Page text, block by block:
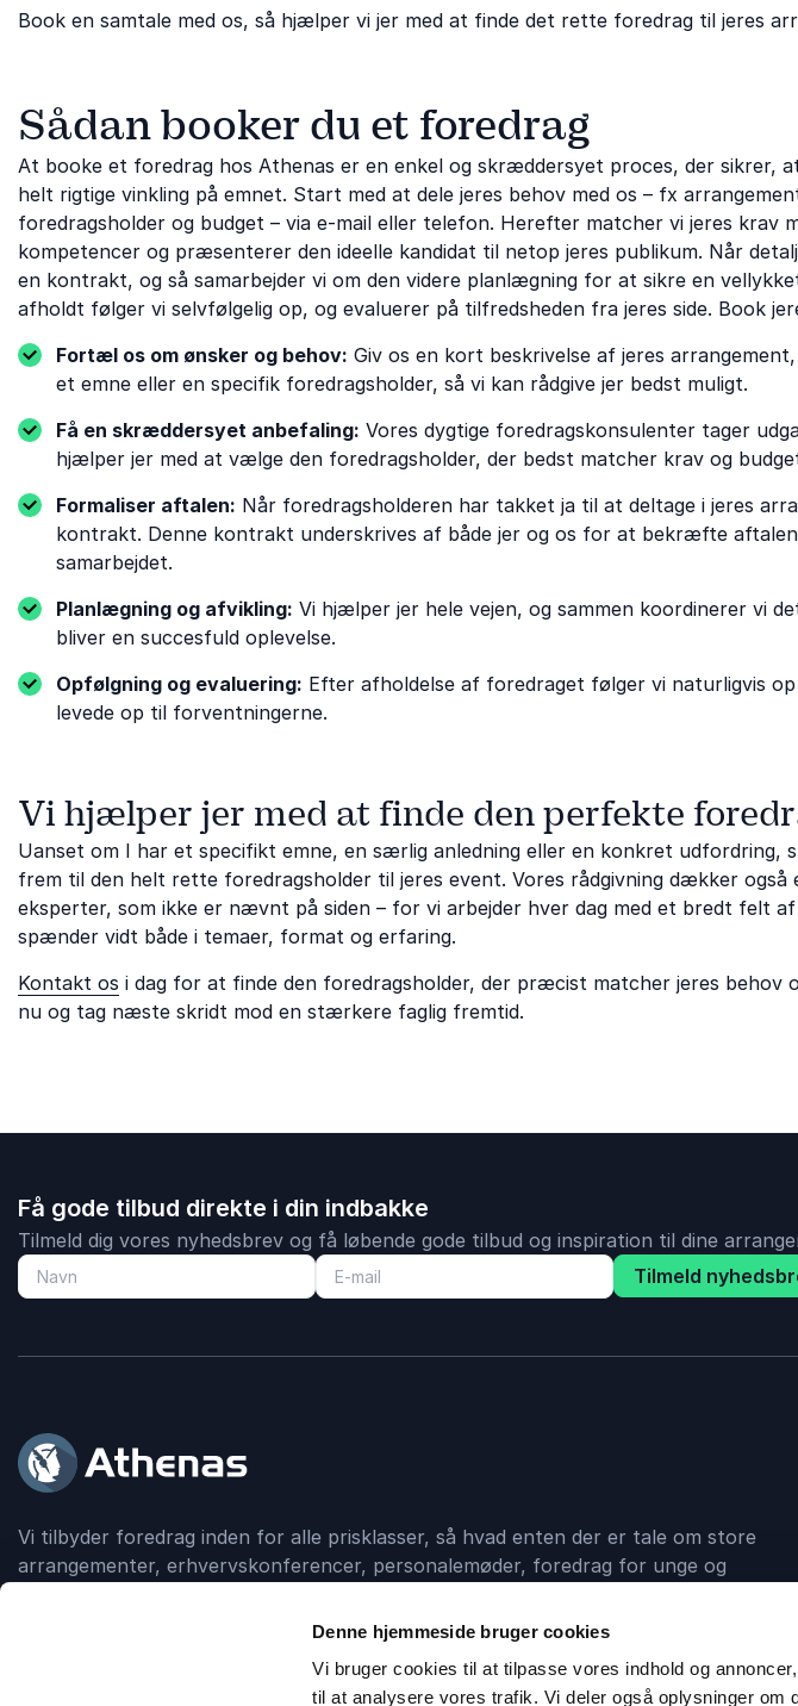
Denne hjemmeside bruger cookies
Vi bruger cookies til at tilpasse vores indhold og
til at analysere vores trafik. Vi deler også oplysninger om
Book en samtale med os, så hjælper vi jer med at finde det rette foredrag til jeres
Sådan booker du et foredrag
At booke et foredrag hos Athenas er en enkel og skræddersyet proces, der sikrer,
helt rigtige vinkling på emnet. Start med at dele jeres behov med os – fx
foredragsholder og budget – via e-mail eller telefon. Herefter matcher vi jeres krav
kompetencer og præsenterer den ideelle kandidat til netop jeres publikum. Når
en kontrakt, og så samarbejder vi om den videre planlægning for at sikre en
afholdt følger vi selvfølgelig op, og evaluerer på tilfredsheden fra jeres side. Book
Fortæl os om ønsker og behov: Giv os en kort beskrivelse af jeres
et emne eller en specifik foredragsholder, så vi kan rådgive jer bedst muligt.
Få en skræddersyet anbefaling: Vores dygtige foredragskonsulenter tager
hjælper jer med at vælge den foredragsholder, der bedst matcher krav og
Formaliser aftalen: Når foredragsholderen har takket ja til at deltage i jeres
kontrakt. Denne kontrakt underskrives af både jer og os for at bekræfte
samarbejdet.
Planlægning og afvikling: Vi hjælper jer hele vejen, og sammen koordinerer vi
bliver en succesfuld oplevelse.
Opfølgning og evaluering: Efter afholdelse af foredraget følger vi naturligvis
levede op til forventningerne.
Vi hjælper jer med at finde den perfekte
Uanset om I har et specifikt emne, en særlig anledning eller en konkret udfordring,
frem til den helt rette foredragsholder til jeres event. Vores rådgivning dækker også
eksperter, som ikke er nævnt på siden – for vi arbejder hver dag med et bredt felt
spænder vidt både i temaer, format og erfaring.
Kontakt os i dag for at finde den foredragsholder, der præcist matcher jeres behov
nu og tag næste skridt mod en stærkere faglig fremtid.
Få gode tilbud direkte i din indbakke
Tilmeld dig vores nyhedsbrev og få løbende gode tilbud og inspiration til dine
Tilmeld
Vi tilbyder foredrag inden for alle prisklasser, så hvad enten der er tale om store
arrangementer, erhvervskonferencer, personalemøder, foredrag for unge og